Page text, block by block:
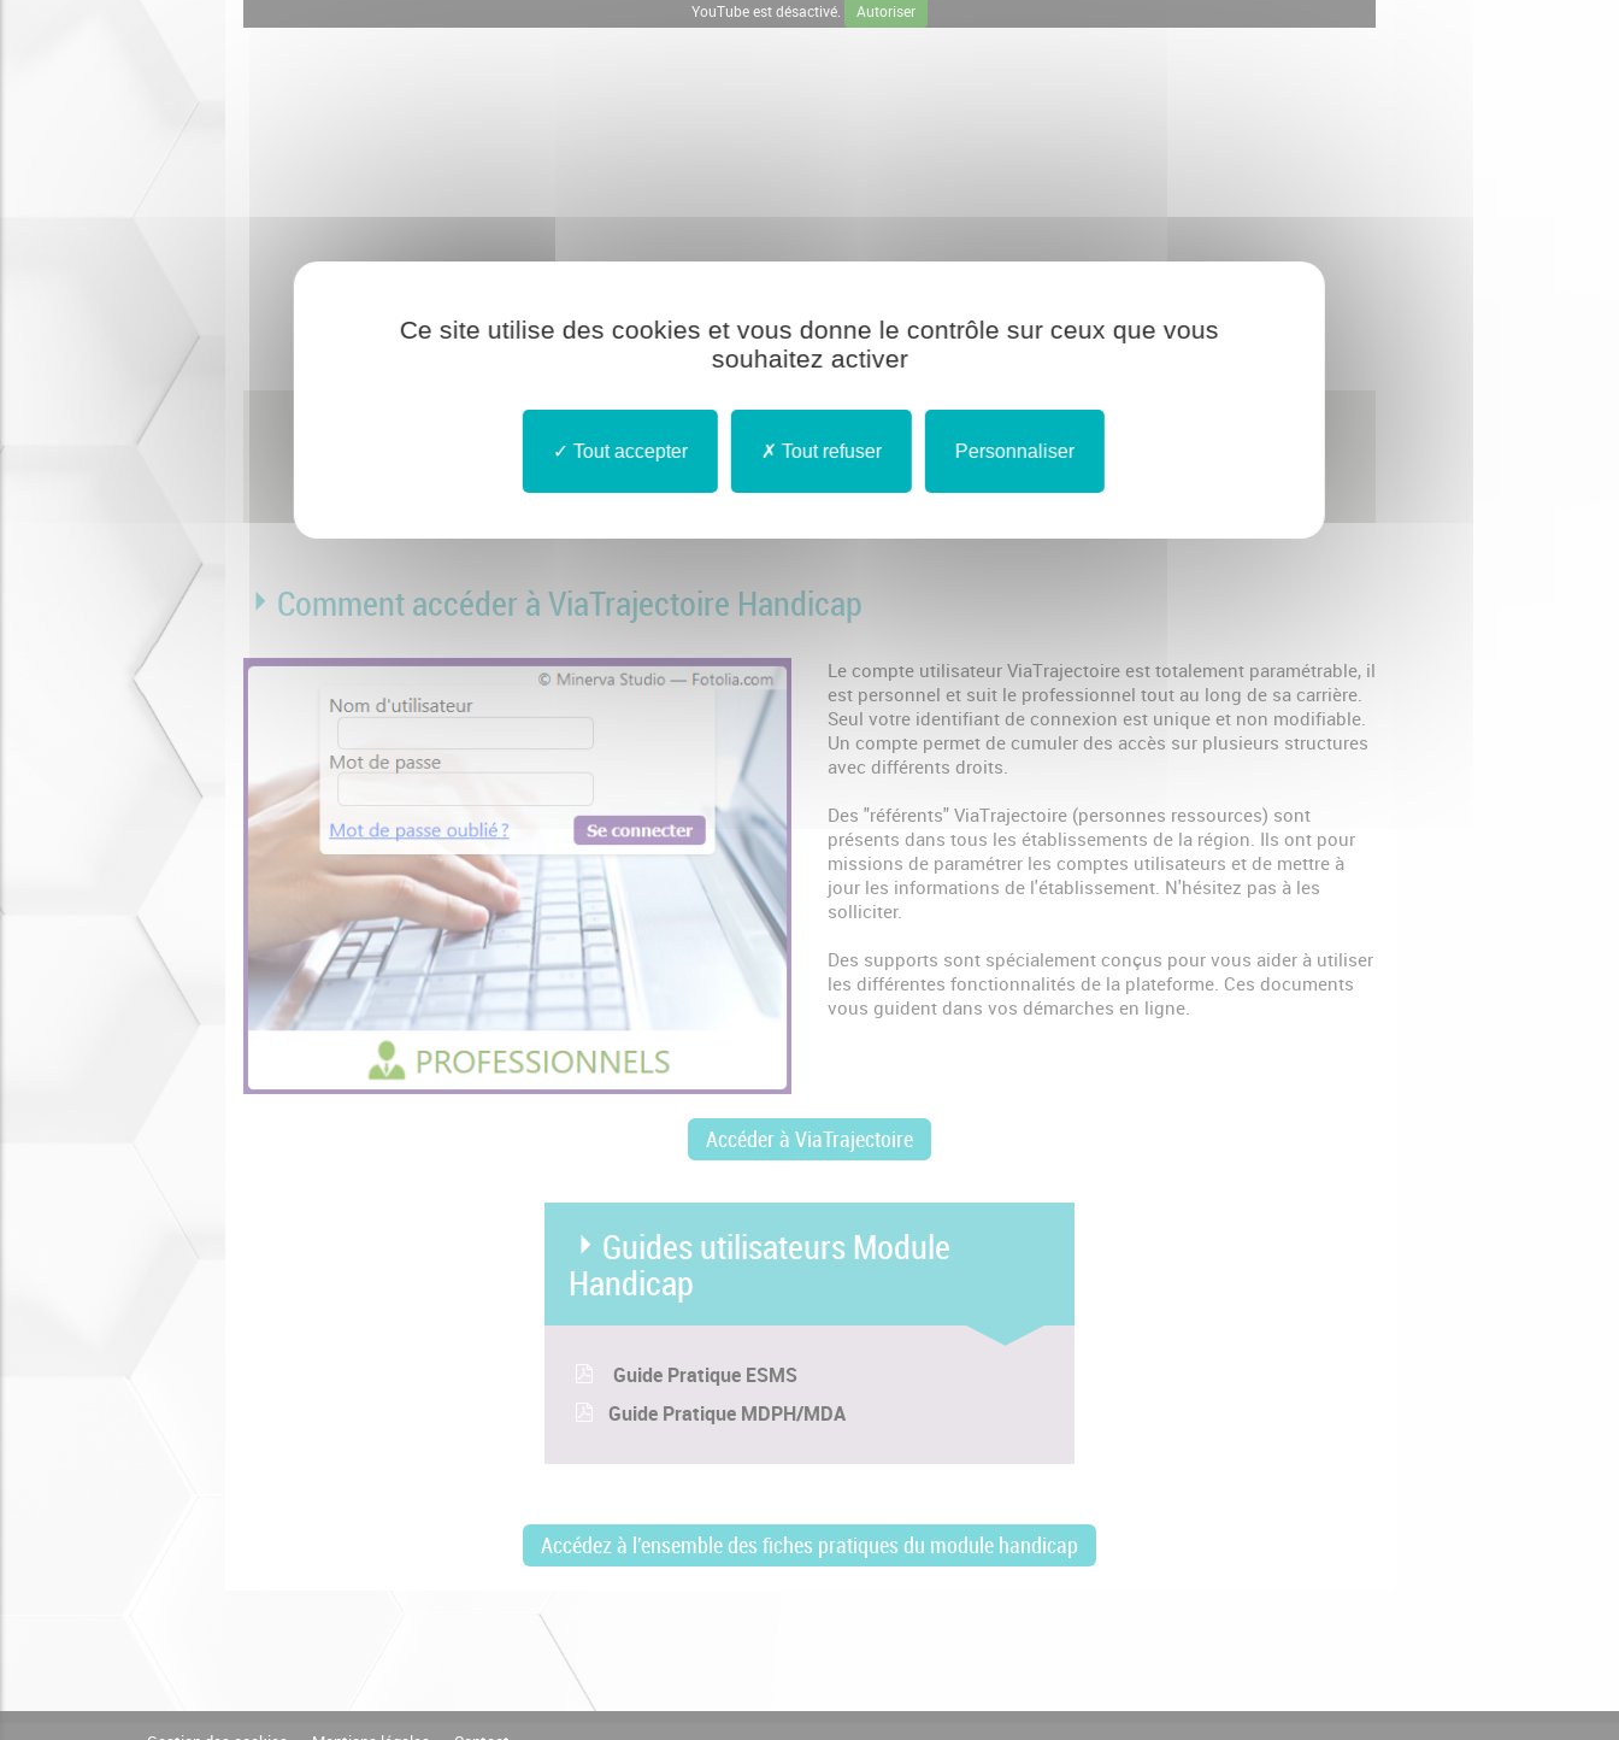
YouTube est désactivé. Autoriser
Comment accéder à ViaTrajectoire Handicap
Le compte utilisateur ViaTrajectoire est totalement paramétrable, il
est personnel et suit le professionnel tout au long de sa carrière.
Seul votre identifiant de connexion est unique et non modifiable.
Un compte permet de cumuler des accès sur plusieurs structures
avec différents droits.
Des "référents" ViaTrajectoire (personnes ressources) sont
présents dans tous les établissements de la région. Ils ont pour
missions de paramétrer les comptes utilisateurs et de mettre à
jour les informations de l'établissement. N'hésitez pas à les
solliciter.
Des supports sont spécialement conçus pour vous aider à utiliser
les différentes fonctionnalités de la plateforme. Ces documents
vous guident dans vos démarches en ligne.
Accéder à ViaTrajectoire
Guides utilisateurs Module
Handicap
Guide Pratique ESMS
Guide Pratique MDPH/MDA
Accédez à l'ensemble des fiches pratiques du module handicap
Ce site utilise des cookies et vous donne le contrôle sur ceux que vous
souhaitez activer
Tout accepter Tout refuser Personnaliser